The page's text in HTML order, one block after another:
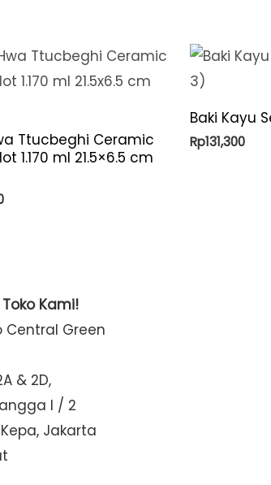
Ttucbeghi Ceramic
1.170 ml 21.5×6.5 cm
Baki Kayu
Rp131,300
Kami!
Central Green
& 2D,
I / 2
Jakarta